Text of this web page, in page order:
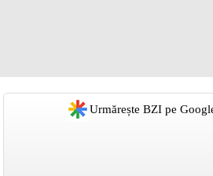
Urmărește BZI pe